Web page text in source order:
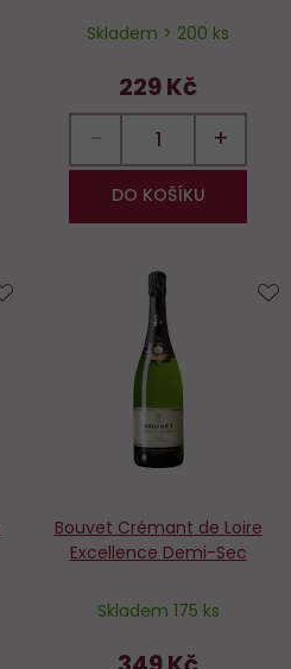
Skladem > 200 ks
229 Kč
− +
DO KOŠÍKU
Bouvet Crémant de Loire
Excellence Demi-Sec
Skladem 175 ks